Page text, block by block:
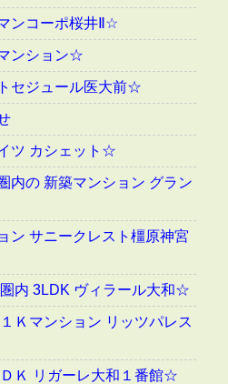
ンコーポ桜井Ⅱ☆
ンション☆
セジュール医大前☆
ツ カシェット☆
内の 新築マンション グラン
ン サニークレスト橿原神宮
内 3LDK ヴィラール大和☆
Ｋマンション リッツパレス
Ｋ リガーレ大和１番館☆